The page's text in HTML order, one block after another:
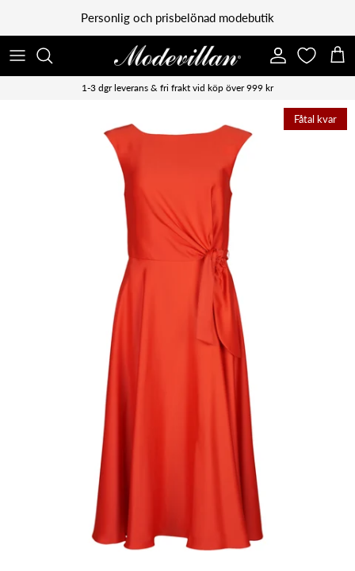
Vidare till innehållPersonlig och prisbelönad modebutik
Konto
1-3 dgr leverans & fri frakt vid köp över 999 kr
Fåtal kvar